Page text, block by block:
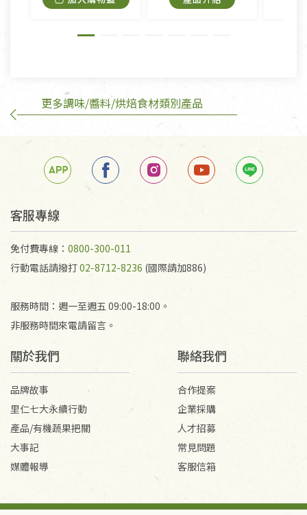
外,依據《通訊交易解除權合理例外情事適用準
訂購手抄稿退貨需知：
若未保持原包裝方式或未使用原箱退回，導致書籍有
任何折損、磨損、污損或凹角，將不接受退貨，也不
不接受退貨之手抄稿，為敬重法寶故，里仁網購無法
代為結緣處理等。 若需將手抄稿寄還給消費者，因而
產生的運費100元/箱將由消費者負擔。
更多調味/醬料/烘焙食材類別產品
客服專線
免付費專線： 0800-300-011
行動電話請撥打02-8712-8236 (國際請加886)
服務時間：週一至週五 09:00-18:00。
非服務時間來電請留言。
關於我們
品牌故事
里仁七大永續行動
產品/有機蔬果把關
大事記
媒體報導
聯絡我們
合作提案
企業採購
人才招募
常見問題
客服信箱